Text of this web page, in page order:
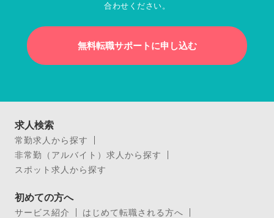
合わせください。
無料転職サポートに申し込む
求人検索
常勤求人から探す
非常勤（アルバイト）求人から探す
スポット求人から探す
初めての方へ
サービス紹介
はじめて転職される方へ